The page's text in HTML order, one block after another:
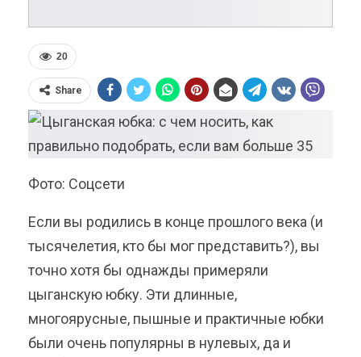
20
Share
Фото: Соцсети
Если вы родились в конце прошлого века (и
тысячелетия, кто бы мог представить?), вы
точно хотя бы однажды примеряли
цыганскую юбку. Эти длинные,
многоярусные, пышные и практичные юбки
были очень популярны в нулевых, да и